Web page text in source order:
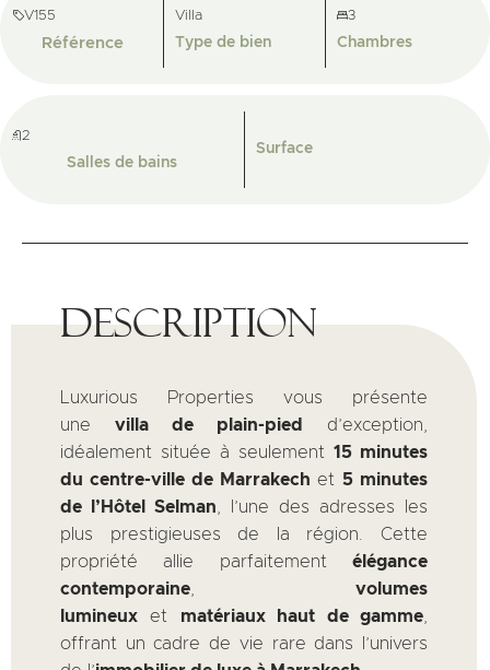
V155
Référence
Villa
Type de bien
3
Chambres
2
Salles de bains
Surface
Description
Luxurious Properties vous présente
une villa de plain-pied
d’exception,
idéalement située à seulement 15 minutes
du centre-ville de Marrakech et5 minutes
de l’Hôtel Selman , l’une des adresses les
plus prestigieuses de la région. Cette
propriété allie parfaitement élégance
contemporaine
volumes
lumineux et matériaux haut de gamme
offrant un cadre de vie rare dans l’univers